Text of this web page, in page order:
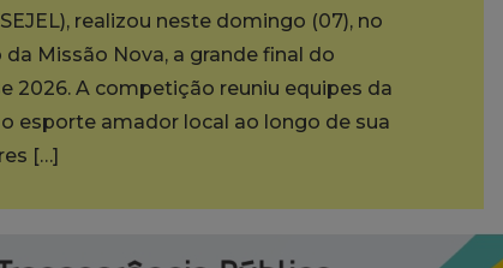
realizou neste domingo (07), no
Missão Nova, a grande final do
2026. A competição reuniu equipes da
esporte amador local ao longo de sua
[…]